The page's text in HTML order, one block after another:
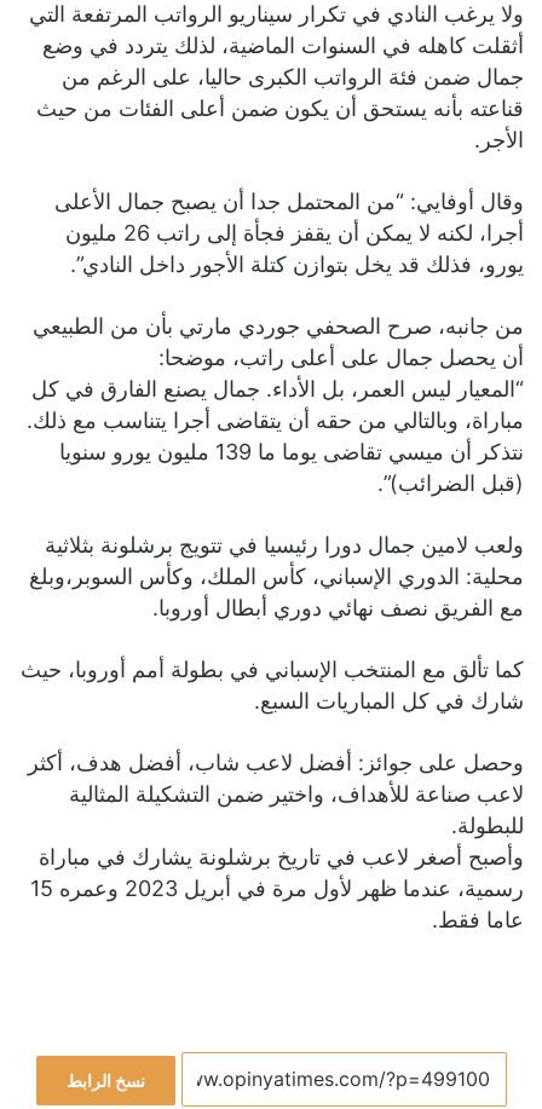
ولا يرغب النادي في تكرار سيناريو الرواتب المرتفعة التي
أثقلت كاهله في السنوات الماضية، لذلك يتردد في وضع
جمال ضمن فئة الرواتب الكبرى حاليا، على الرغم من
قناعته بأنه يستحق أن يكون ضمن أعلى الفئات من حيث
الأجر.
وقال أوفايي: “من المحتمل جدا أن يصبح جمال الأعلى
أجرا، لكنه لا يمكن أن يقفز فجأة إلى راتب 26 مليون
يورو، فذلك قد يخل بتوازن كتلة الأجور داخل النادي”.
من جانبه، صرح الصحفي جوردي مارتي بأن من الطبيعي
أن يحصل جمال على أعلى راتب، موضحا:
“المعيار ليس العمر، بل الأداء. جمال يصنع الفارق في كل
مباراة، وبالتالي من حقه أن يتقاضى أجرا يتناسب مع ذلك.
نتذكر أن ميسي تقاضى يوما ما 139 مليون يورو سنويا
(قبل الضرائب)”.
ولعب لامين جمال دورا رئيسيا في تتويج برشلونة بثلاثية
محلية: الدوري الإسباني، كأس الملك، وكأس السوبر،وبلغ
مع الفريق نصف نهائي دوري أبطال أوروبا.
كما تألق مع المنتخب الإسباني في بطولة أمم أوروبا، حيث
شارك في كل المباريات السبع.
وحصل على جوائز: أفضل لاعب شاب، أفضل هدف، أكثر
لاعب صناعة للأهداف، واختير ضمن التشكيلة المثالية
للبطولة.
وأصبح أصغر لاعب في تاريخ برشلونة يشارك في مباراة
رسمية، عندما ظهر لأول مرة في أبريل 2023 وعمره 15
عاما فقط.
نسخ الرابط